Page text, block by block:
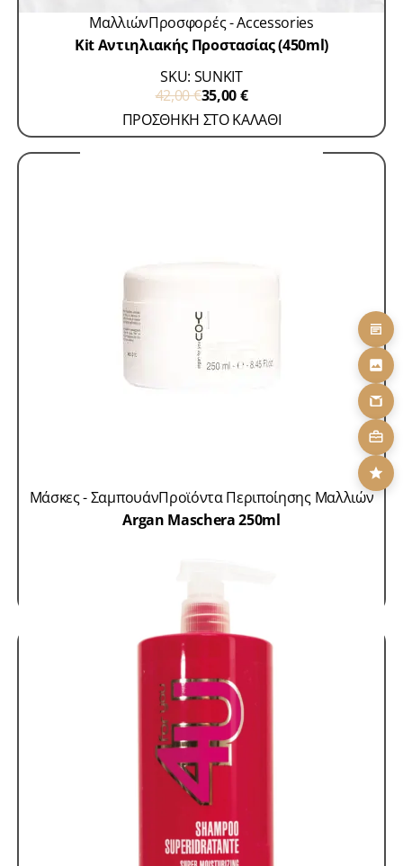
ΜαλλιώνΠροσφορές - Accessories
Kit Αντιηλιακής Προστασίας (450ml)
SKU: SUNKIΤ
42,00€35,00€
ΠΡΟΣΘΗΚΗ ΣΤΟ ΚΑΛΑΘΙ
Μάσκες - ΣαμπουάνΠροϊόντα Περιποίησης Μαλλιών
Argan Maschera 250ml
ΠΡΟΣΘΗΚΗ ΣΤΟ ΚΑΛΑΘΙ